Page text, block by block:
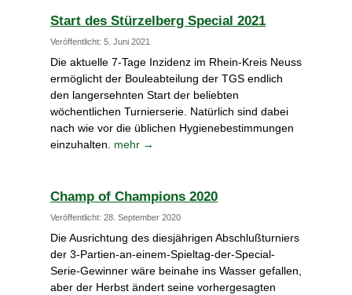
Start des Stürzelberg Special 2021
Veröffentlicht: 5. Juni 2021
Die aktuelle 7-Tage Inzidenz im Rhein-Kreis Neuss
ermöglicht der Bouleabteilung der TGS endlich
den langersehnten Start der beliebten
wöchentlichen Turnierserie. Natürlich sind dabei
nach wie vor die üblichen Hygienebestimmungen
einzuhalten. mehr →
Champ of Champions 2020
Veröffentlicht: 28. September 2020
Die Ausrichtung des diesjährigen Abschlußturniers
der 3-Partien-an-einem-Spieltag-der-Special-
Serie-Gewinner wäre beinahe ins Wasser gefallen,
aber der Herbst ändert seine vorhergesagten